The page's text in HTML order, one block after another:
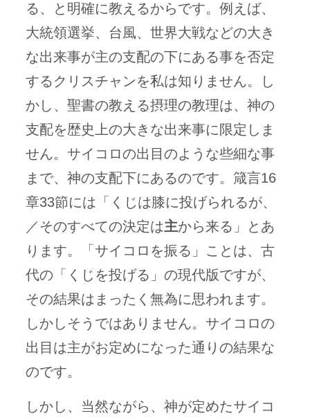
る、と明確に教えるからです。例えば、
大統領選挙、台風、世界大戦などの大き
な出来事が主の支配の下にある事を否定
するクリスチャンを私は知りません。し
かし、聖書の教える摂理の教理は、神の
支配を歴史上の大きな出来事に限定しま
せん。サイコロの出目のような些細な事
まで、神の支配下にあるのです。箴言16
章33節には「くじは膝に投げられるが、
／そのすべての決定は主から来る」とあ
ります。「サイコロを振る」ことは、古
代の「くじを投げる」の現代版ですが、
その結果はまったく無為に思われます。
しかしそうではありません。サイコロの
出目は主がお定めになった通りの結果な
のです。
しかし、当然ながら、神が定めたサイコ